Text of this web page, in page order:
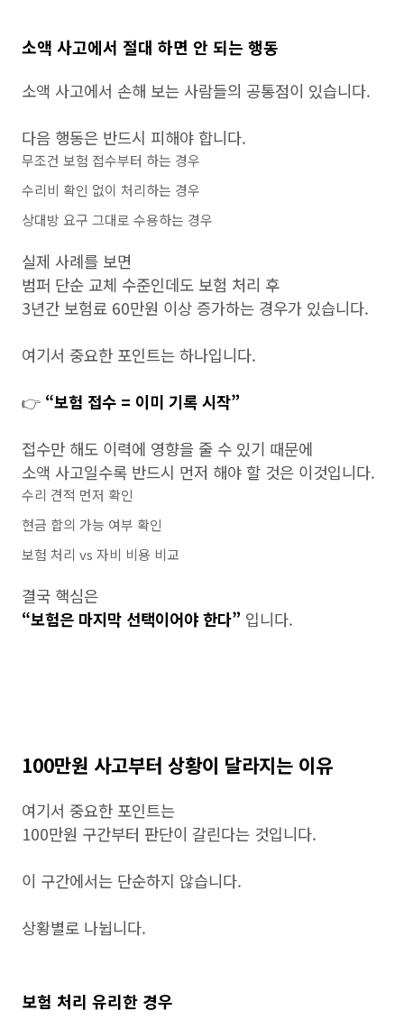
소액 사고에서 절대 하면 안 되는 행동
소액 사고에서 손해 보는 사람들의 공통점이 있습니다.
다음 행동은 반드시 피해야 합니다.
무조건 보험 접수부터 하는 경우
수리비 확인 없이 처리하는 경우
상대방 요구 그대로 수용하는 경우
실제 사례를 보면
범퍼 단순 교체 수준인데도 보험 처리 후
3년간 보험료 60만원 이상 증가하는 경우가 있습니다.
여기서 중요한 포인트는 하나입니다.
👉 “보험 접수 = 이미 기록 시작”
접수만 해도 이력에 영향을 줄 수 있기 때문에
소액 사고일수록 반드시 먼저 해야 할 것은 이것입니다.
수리 견적 먼저 확인
현금 합의 가능 여부 확인
보험 처리 vs 자비 비용 비교
결국 핵심은
“보험은 마지막 선택이어야 한다” 입니다.
100만원 사고부터 상황이 달라지는 이유
여기서 중요한 포인트는
100만원 구간부터 판단이 갈린다는 것입니다.
이 구간에서는 단순하지 않습니다.
상황별로 나뉩니다.
보험 처리 유리한 경우